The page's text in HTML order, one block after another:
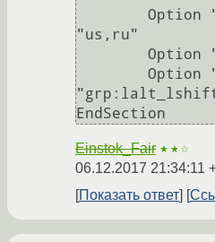
"us,ru"
EndSection
Einstok_Fair ★★☆
06.12.2017 21:34:11
Показать ответ